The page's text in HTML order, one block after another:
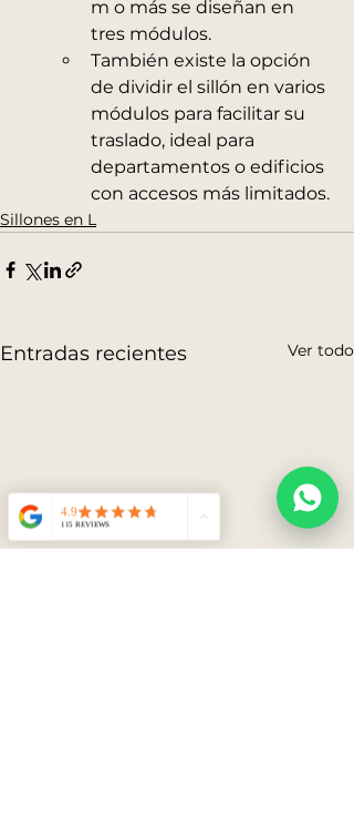
m o más se diseñan en
tres módulos.
También existe la opción
de dividir el sillón en varios
módulos para facilitar su
traslado, ideal para
departamentos o edificios
con accesos más limitados.
Sillones en L
Entradas recientes Ver todo